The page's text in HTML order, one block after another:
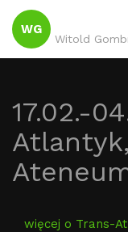
WG
Witold
17.02.-
więcej o Trans-